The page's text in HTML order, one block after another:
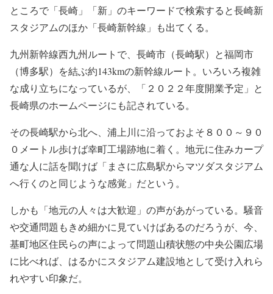
ところで「長崎」「新」のキーワードで検索すると長崎新
スタジアムのほか「長崎新幹線」も出てくる。
九州新幹線西九州ルートで、長崎市（長崎駅）と福岡市
（博多駅）を結ぶ約143kmの新幹線ルート。いろいろ複雑
な成り立ちになっているが、「２０２２年度開業予定」と
長崎県のホームページにも記されている。
その長崎駅から北へ、浦上川に沿っておよそ８００～９０
０メートル歩けば幸町工場跡地に着く。地元に住みカープ
通な人に話を聞けば「まさに広島駅からマツダスタジアム
へ行くのと同じような感覚」だという。
しかも「地元の人々は大歓迎」の声があがっている。騒音
や交通問題もきめ細かに見ていけばあるのだろうが、今、
基町地区住民らの声によって問題山積状態の中央公園広場
に比べれば、はるかにスタジアム建設地として受け入れら
れやすい印象だ。